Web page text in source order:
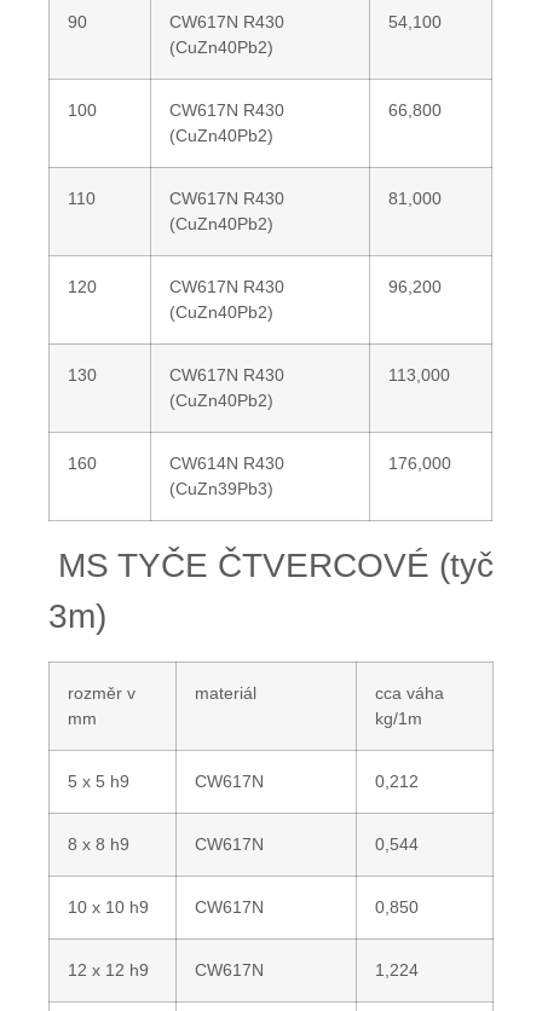
90
CW617N R430
(CuZn40Pb2)
54,100
100
CW617N R430
(CuZn40Pb2)
66,800
110
CW617N R430
(CuZn40Pb2)
81,000
120
CW617N R430
(CuZn40Pb2)
96,200
130
CW617N R430
(CuZn40Pb2)
113,000
160
CW614N R430
(CuZn39Pb3)
176,000
MS TYČE ČTVERCOVÉ (tyč
3m)
rozměr v
mm
materiál
cca váha
kg/1m
5 x 5 h9 CW617N 0,212
8 x 8 h9 CW617N 0,544
10 x 10 h9 CW617N 0,850
12 x 12 h9 CW617N 1,224